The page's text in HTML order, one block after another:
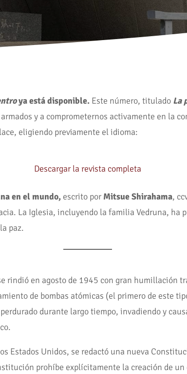
ya está disponible. Este número, titulado La
y a comprometernos activamente en la
eligiendo previamente el idioma:
Descargar la revista completa
en el mundo, escrito por Mitsue Shirahama,
La Iglesia, incluyendo la familia Vedruna, ha
paz.
rindió en agosto de 1945 con gran humillación
de bombas atómicas (el primero de este
durante largo tiempo, invadiendo y
Estados Unidos, se redactó una nueva
prohíbe explícitamente la creación de